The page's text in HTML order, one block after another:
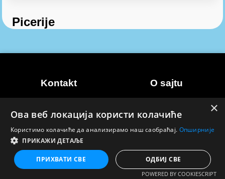
Picerije
Kontakt
Kontakt
O sajtu
Politika privatnosti
© 2026 Natakanj vremenska prognoza. Sva prava
zadržana.
×
Ова веб локација користи колачиће
Користимо колачиће да анализирамо наш саобраћај. Опширније
ПРИКАЖИ ДЕТАЉЕ
ПРИХВАТИ СВЕ ОДБИЈ СВЕ
POWERED BY COOKIESCRIPT